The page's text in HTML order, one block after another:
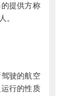
提供方称
。
驶的航空
行的性质